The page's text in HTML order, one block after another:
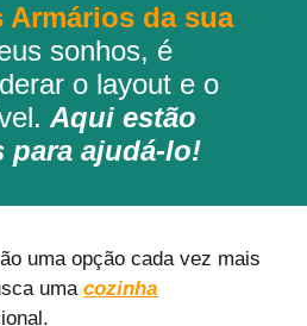
Armários da sua
sonhos, é
o layout e o
Aqui estão
para ajudá-lo!
uma opção cada vez mais
umacozinha